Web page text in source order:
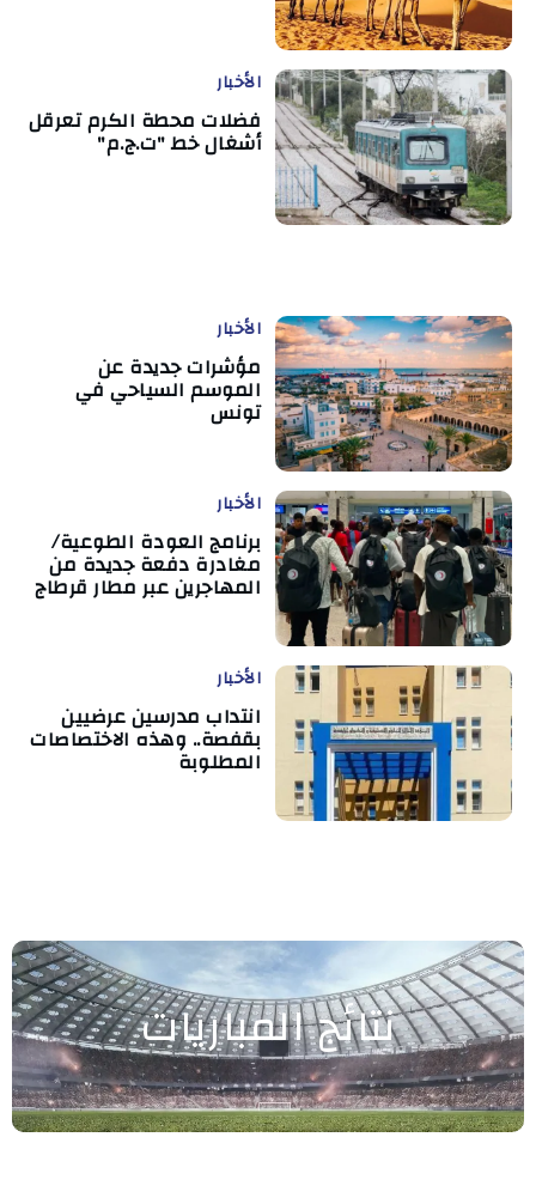
الأخبار
فضلات محطة الكرم تعرقل
أشغال خط "ت.ج.م"
الأخبار
مؤشرات جديدة عن
الموسم السياحي في
تونس
الأخبار
برنامج العودة الطوعية/
مغادرة دفعة جديدة من
المهاجرين عبر مطار قرطاج
الأخبار
انتداب مدرسين عرضيين
بقفصة.. وهذه الاختصاصات
المطلوبة
نتائج المباريات